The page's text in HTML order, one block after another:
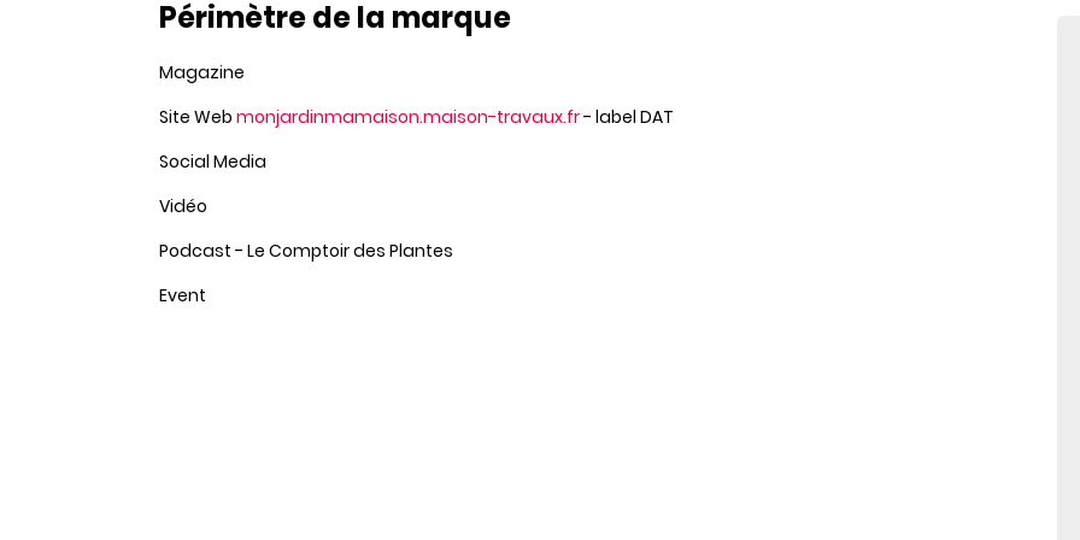
Périmètre de la marque
Magazine
Site Web monjardinmamaison.maison-travaux.fr- label DAT
Social Media
Vidéo
Podcast - Le Comptoir des Plantes
Event